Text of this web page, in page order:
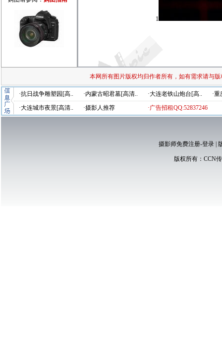
1
本网所有图片版权均归作者所有，如有需求请与
·抗日战争雕塑园[高.. ·内蒙古昭君墓[高清.. ·大连老铁山炮台[高..
·
·大连城市夜景[高清..
·摄影人推荐 ·广告招租QQ:52837246
摄影师免费注册-登录|
版权所有： CCN